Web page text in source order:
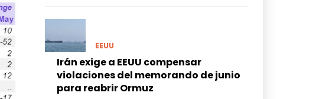
EEUU
Irán exige a EEUU compensar
violaciones del memorando de junio
para reabrir Ormuz